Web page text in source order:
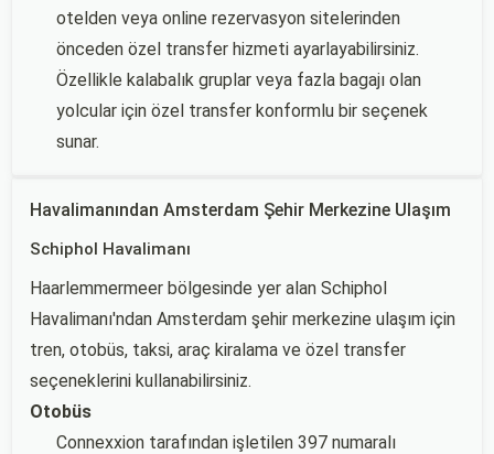
otelden veya online rezervasyon sitelerinden
önceden özel transfer hizmeti ayarlayabilirsiniz.
Özellikle kalabalık gruplar veya fazla bagajı olan
yolcular için özel transfer konformlu bir seçenek
sunar.
Havalimanından Amsterdam Şehir Merkezine Ulaşım
Schiphol Havalimanı
Haarlemmermeer bölgesinde yer alan Schiphol
Havalimanı'ndan Amsterdam şehir merkezine ulaşım için
tren, otobüs, taksi, araç kiralama ve özel transfer
seçeneklerini kullanabilirsiniz.
Otobüs
Connexxion tarafından işletilen 397 numaralı